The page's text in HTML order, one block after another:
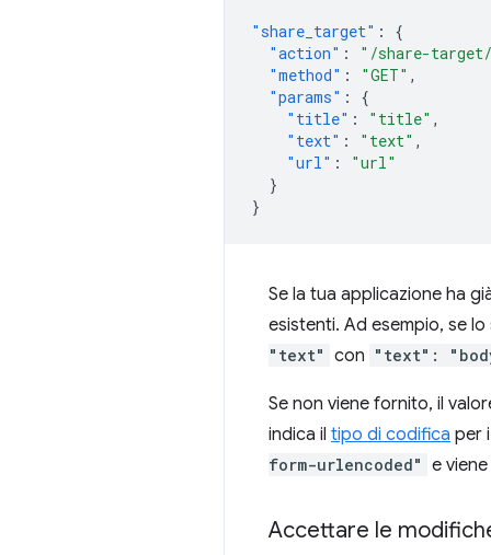
"share_target" :
{
"action" : "/share-
"method" : "GET" ,
"params" :
{
"title" : "title" ,
"text" : "text" ,
"url" :
"url"
}
}
Se la tua applicazione ha
esistenti. Ad esempio, se
"text" con "text":
Se non viene fornito, il
indica il tipo di codifica per
form-urlencoded" e
Accettare le